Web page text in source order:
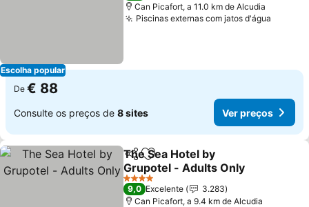
Escolha popular
Can Picafort, a 11.0 km de Alcudia
Piscinas externas com jatos d'água
De € 88
Consulte os preços de 8 sites Ver preços
PartilharAdicionar aos favoritos
The Sea Hotel by
Grupotel - Adults Only
Ver preços
4 Estrelas
9,0 Excelente
3.283
Can Picafort, a 9.4 km de Alcudia